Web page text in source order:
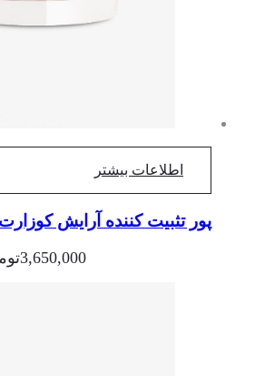
اطلاعات بیشتر
پور تثبیت کننده آرایش کوزارت
3,650,000تومان